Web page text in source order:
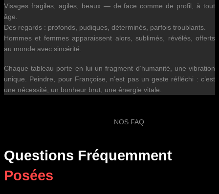
Visages fragiles, agiles, beaux — de face comme de profil, à tout
âge.
Des regards : profonds, pudiques, déterminés, parfois troublants.
Hommes et femmes apparaissent alors, sublimés, révélés, offerts
au monde avec sincérité.
Chaque tableau porte en lui un fragment d’humanité, une vibration
unique. Peindre, pour Françoise, n’est pas un geste réfléchi : c’est
une nécessité, un bonheur brut, une énergie vitale.
NOS FAQ
Questions Fréquemment
Posées